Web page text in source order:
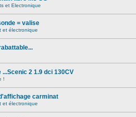
et Electronique
= valise
et électronique
...Scenic 2 1.9 dci 130CV
!
carminat
et électronique